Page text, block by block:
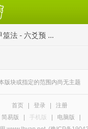
筮法 - 六爻预 ...
版块或指定的范围内尚无主题
首页 登录
注册
简易版
手机版 电脑版